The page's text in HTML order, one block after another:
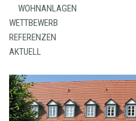
WOHNANLAGEN
WETTBEWERB
REFERENZEN
AKTUELL